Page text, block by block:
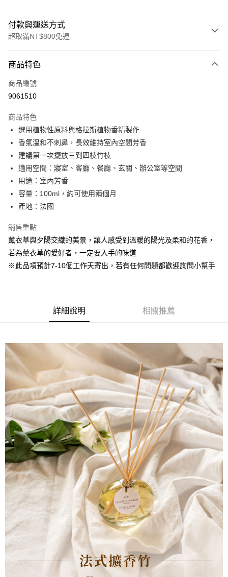
付款與運送方式
超取滿NT$800免運
信用卡一次付款
信用卡分期付款
合作金庫商業銀行
華南商業銀行
彰化商業銀行
上海商業儲蓄銀行
台北富邦商業銀行
國泰世華商業銀行
臺灣中小企業銀行
台中商業銀行
匯豐（台灣）商業銀行
聯邦商業銀行
元大商業銀行
玉山商業銀行
台灣樂天信用卡公司
6 期 0 利率 每期
華南商業銀行
彰化商業銀行
上海商業儲蓄銀行
國泰世華商業銀行
兆豐國際商業銀行
臺灣中小企業銀行
匯豐（台灣）商業銀行
聯邦商業銀行
元大商業銀行
玉山商業銀行
台灣樂天信用卡公司
超商取貨付款
LINE Pay
Apple Pay
街口支付
全盈+PAY
AFTEE先享後付是「在收到商品之後才付款」的支付方式。 讓您購物簡單
１．簡單：不需註冊會員、不需綁卡、不需儲值。
３．安心：先確認商品／服務後，再付款。
【「AFTEE先享後付」結帳流程】
１．於結帳方式選擇「AFTEE先享後付」後，將跳轉至「AFTEE先享後付」
結帳頁面，進行簡訊認證並確認金額後，即可完成結帳。
２．訂單成立數日內，您將收到繳費通知簡訊。
３．收到繳費通知簡訊後14天內，點擊此簡訊中的連結，可透過四大超商／
ATM／網路銀行／等多元方式進行付款，方視為交易完成。
※ 請注意：結帳手續完成當下不需立刻繳費，但若您需要取消訂單，請聯絡
購買商品的店家。未經商家同意取消之訂單仍視為有效，需透過AFTEE先享
後付繳納相關費用。
※ 交易是否成功請以「AFTEE先享後付 」之結帳頁面顯示為準，若有關於
是否繳費成功／繳費後需取消欲退款等相關疑問，請聯繫「AFTEE先享後付
客戶支援中心」 https://netprotections.freshdesk.com/support/home
【注意事項】
１．透過由恩沛科技股份有限公司提供之「AFTEE先享後付」服務完成之交
易，需依本服務之必要範圍內提供個人資料，並將交易相關給付款項請求債
權轉讓予恩沛科技股份有限公司。
２．關於個人資料處理事宜，請瀏覽以下網址：
https://aftee.tw/terms/#terms3
３．未成年的使用者請事先徵得法定代理人或監護人之同意方可使用
「AFTEE先享後付」，若未經同意申辦者引起之損失，本公司不負相關責
４．使用「AFTEE先享後付」時，將依據個別帳號之用戶狀況，依本公司即
時審查核予不同之上限額度；若仍有額度不足之情形，本公司將視審查結果
付款後全家取貨
每筆NT$60，滿NT$800(含以上)免運費
7-11取貨付款
每筆NT$60，滿NT$800(含以上)免運費
付款後7-11取貨
每筆NT$60，滿NT$800(含以上)免運費
宅配物流
每筆NT$100，滿NT$1,000(含以上)免運費
商品特色
商品編號
9061510
商品特色
選用植物性原料與格拉斯植物香精製作
香氣溫和不刺鼻，長效維持室內空間芳香
建議第一次擺放三到四枝竹枝
適用空間：寢室、客廳、餐廳、玄關、辦公室等空間
用途：室內芳香
容量：100ml，約可使用兩個月
產地：法國
銷售重點
薰衣草與夕陽交織的美景，讓人感受到溫暖的陽光及柔和的花香，
若為薰衣草的愛好者，一定要入手的味道
※此品項預計7-10個工作天寄出，若有任何問題都歡迎詢問小幫手
詳細說明 相關推薦